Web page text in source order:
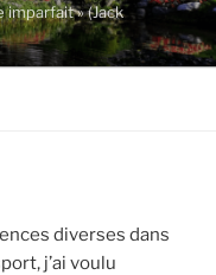
imparfait » (Jack
diverses dans
j’ai voulu